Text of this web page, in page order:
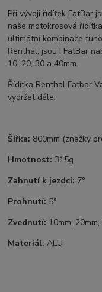
Při vývoji řídítek FatBar
naše motokrosová
ultimátní kombinace
Renthal, jsou i FatBar
10, 20, 30 a 40mm.
Řídítka Renthal Fatbar
vydržet déle.
Šířka: 800mm (znažky
Hmotnost: 315g
Zahnutí k jezdci: 7°
Prohnutí: 5°
Zvednutí: 10mm,
Materiál: ALU